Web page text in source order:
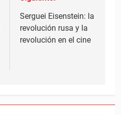
Serguei Eisenstein: la
revolución rusa y la
revolución en el cine